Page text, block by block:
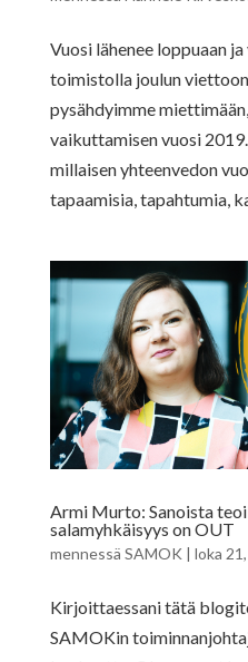
Vuosi lähenee loppuaan
toimistolla joulun
pysähdyimme
vaikuttamisen vuosi
millaisen yhteenvedon
tapaamisia, tapahtumia,
Armi Murto: Sanoista
salamyhkäisyys on OUT
mennessä SAMOK | loka
Kirjoittaessani tätä
SAMOKin